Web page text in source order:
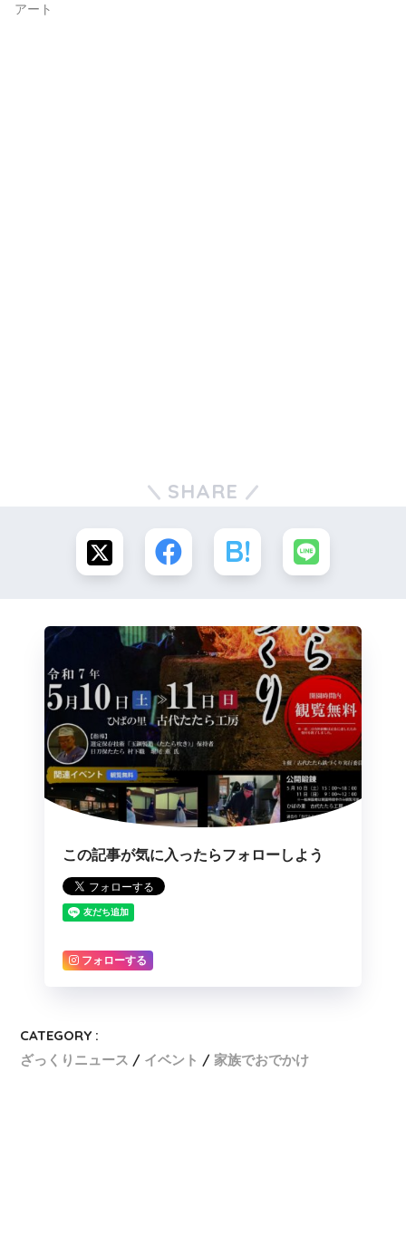
アート
SHARE
この記事が気に入ったらフォローしよう
フォローする
CATEGORY :
ざっくりニュース
イベント 家族でおでかけ